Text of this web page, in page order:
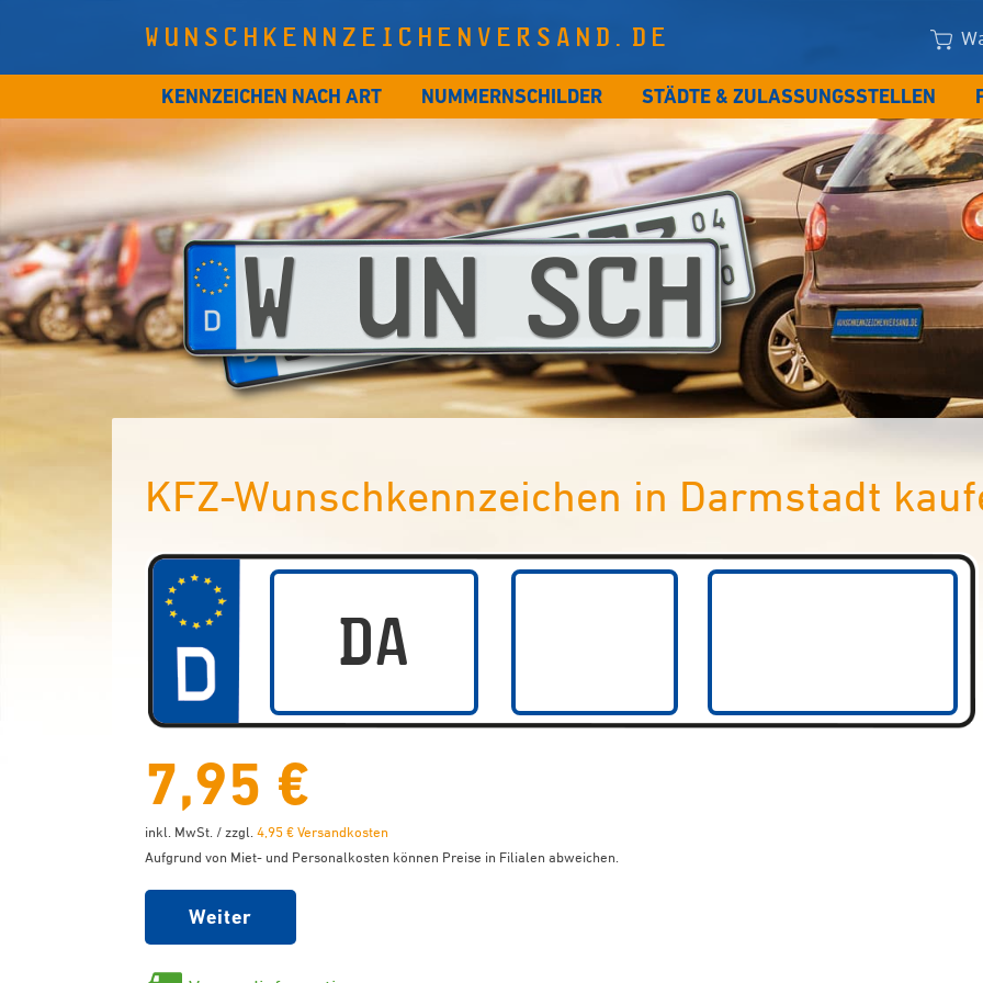
WUNSCHKENNZEICHENVERSAND.DE
KENNZEICHEN NACH ART NUMMERNSCHILDER STÄDTE & ZULASSUNGSSTELLEN
KFZ-Wunschkennzeichen in Darmstadt
7,95 €
inkl. MwSt. / zzgl. 4,95 € Versandkosten
Aufgrund von Miet- und Personalkosten können Preise in Filialen abweichen.
Weiter